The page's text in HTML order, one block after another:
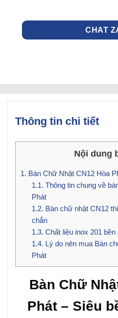
CHAT
Thông tin chi tiết
Nội dung
1. Bàn Chữ Nhật CN12 Hòa
1.1. Thông tin chung về
Phát
1.2. Bàn chữ nhật CN12
chắn
1.3. Chất liệu inox 201
1.4. Lý do nên mua Bàn
Phát
Bàn Chữ
Phát – Siêu